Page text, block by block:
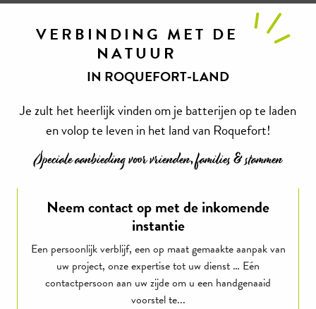
VERBINDING MET DE
NATUUR
IN ROQUEFORT-LAND
Je zult het heerlijk vinden om je batterijen op te laden
en volop te leven in het land van Roquefort!
Speciale aanbieding voor vrienden, families & stammen
Neem contact op met de inkomende
instantie
Een persoonlijk verblijf, een op maat gemaakte aanpak van
uw project, onze expertise tot uw dienst … Eén
contactpersoon aan uw zijde om u een handgenaaid
voorstel te...